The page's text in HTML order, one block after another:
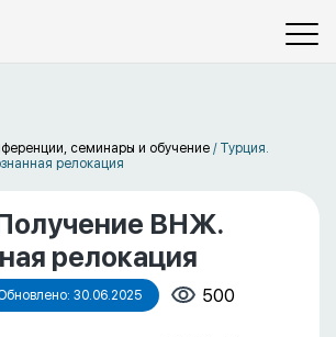
семинары и обучение / Турция.
релокация
ВНЖ.
релокация
30.06.2025 500